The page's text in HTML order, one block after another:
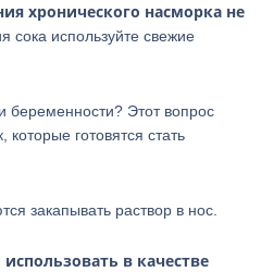
хронического насморка не
сока используйте свежие
беременности? Этот вопрос
которые готовятся стать
закапывать раствор в нос.
в качестве